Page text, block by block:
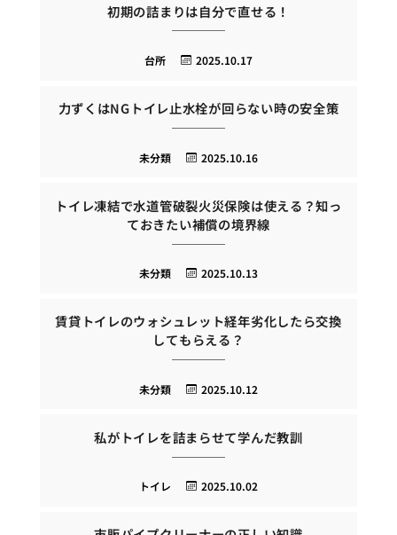
初期の詰まりは自分で直せる！
2025.10.17
台所
力ずくはNGトイレ止水栓が回らない時の安全策
2025.10.16
未分類
トイレ凍結で水道管破裂火災保険は使える？知っ
ておきたい補償の境界線
2025.10.13
未分類
賃貸トイレのウォシュレット経年劣化したら交換
してもらえる？
2025.10.12
未分類
私がトイレを詰まらせて学んだ教訓
2025.10.02
トイレ